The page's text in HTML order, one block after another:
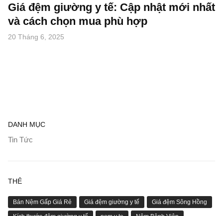
Giá đệm giường y tế: Cập nhật mới nhất
và cách chọn mua phù hợp
20 Tháng 6, 2025
DANH MỤC
Tin Tức
THẺ
Bán Nệm Gấp Giá Rẻ Giá đệm giường y tế Giá đệm Sông Hồng